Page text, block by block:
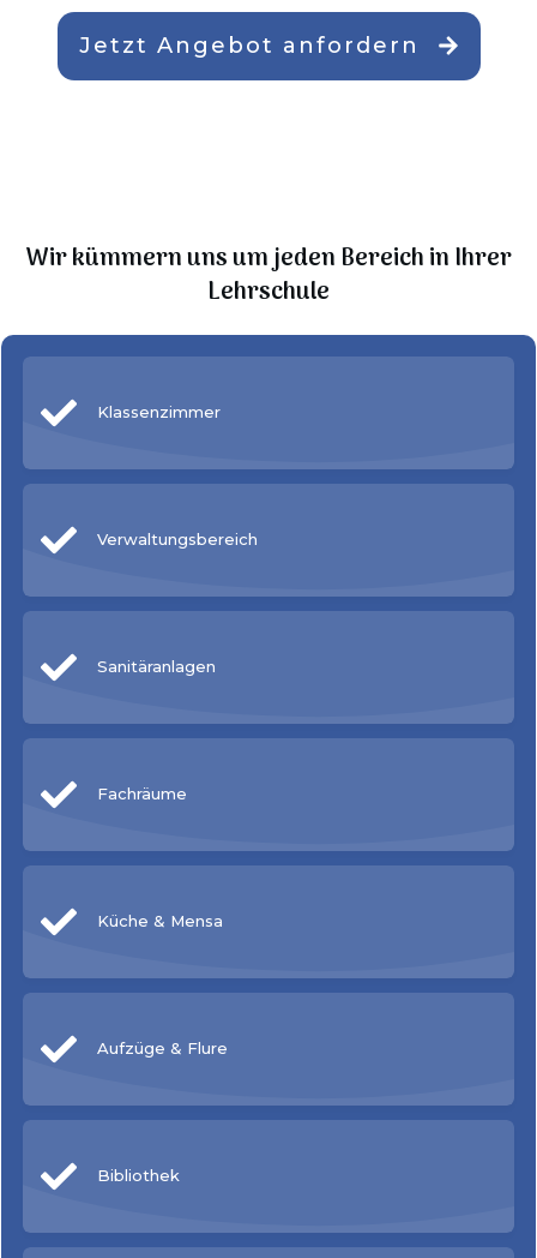
Jetzt Angebot anfordern
Wir kümmern uns um jeden Bereich in Ihrer
Lehrschule
Klassenzimmer
Verwaltungsbereich
Sanitäranlagen
Fachräume
Küche & Mensa
Aufzüge & Flure
Bibliothek